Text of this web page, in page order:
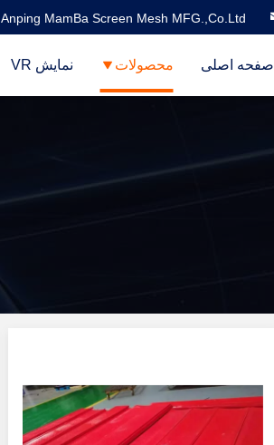
Anping MamBa Screen Mesh MFG.,Co.Ltd
صفحه اصلی محصولات نمایش VR